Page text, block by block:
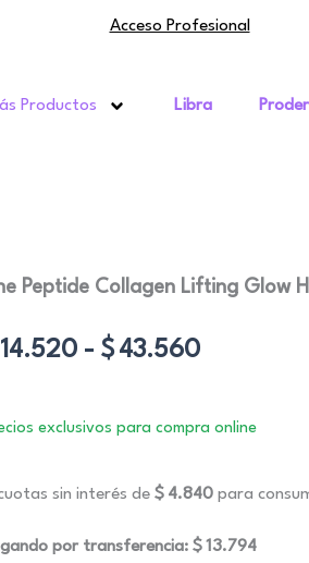
Acceso Profesional
Productos Libra
Peptide Collagen Lifting Glow
14.520 - $43.560Rango
desde
hasta
$43.560
exclusivos para compra online
sin interés de $ 4.840 para
por transferencia: $13.794